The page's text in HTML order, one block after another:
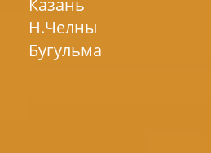
Казань
Н.Челны
Бугульма